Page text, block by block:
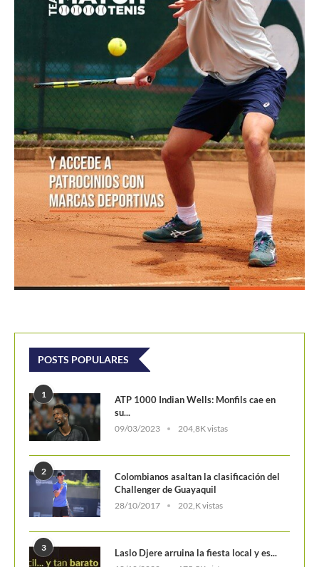
su...
09/03/2023
2
Challenger de Guayaquil
28/10/2017 202,K vistas
3
18/10/2020 175,5K vistas